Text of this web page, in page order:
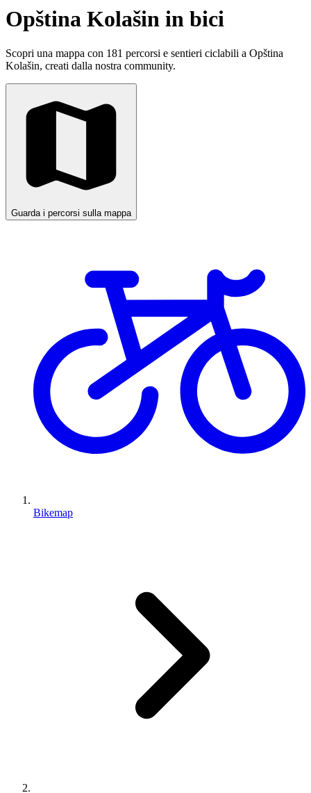
Opština Kolašin in bici
Scopri una mappa con 181 percorsi e sentieri ciclabili a Opština
Kolašin, creati dalla nostra community.
Guarda i percorsi sulla mappa
Bikemap